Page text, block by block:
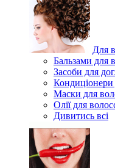
Для
Бальзами для
Засоби для
Кондиціонери
Маски для
Олії для
Дивитись всі